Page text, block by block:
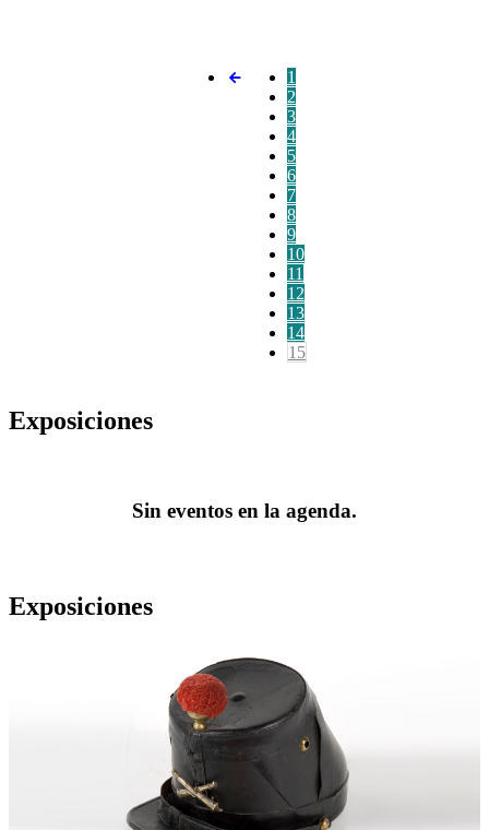
1
2
3
4
5
6
7
8
9
10
11
12
13
14
15
Exposiciones
Sin eventos en la agenda.
Exposiciones